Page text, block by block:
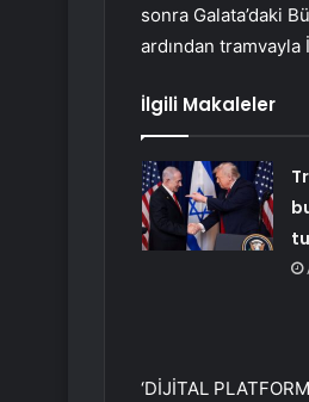
sonra Galata’daki
ardından
İlgili Makaleler
‘DİJİTAL